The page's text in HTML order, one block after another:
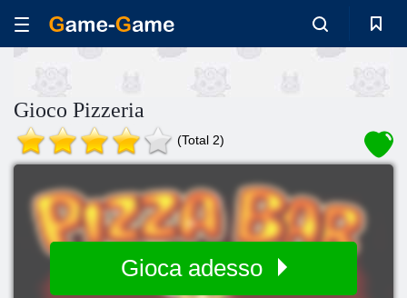
Gioco Pizzeria
(Total 2)
Gioca adesso